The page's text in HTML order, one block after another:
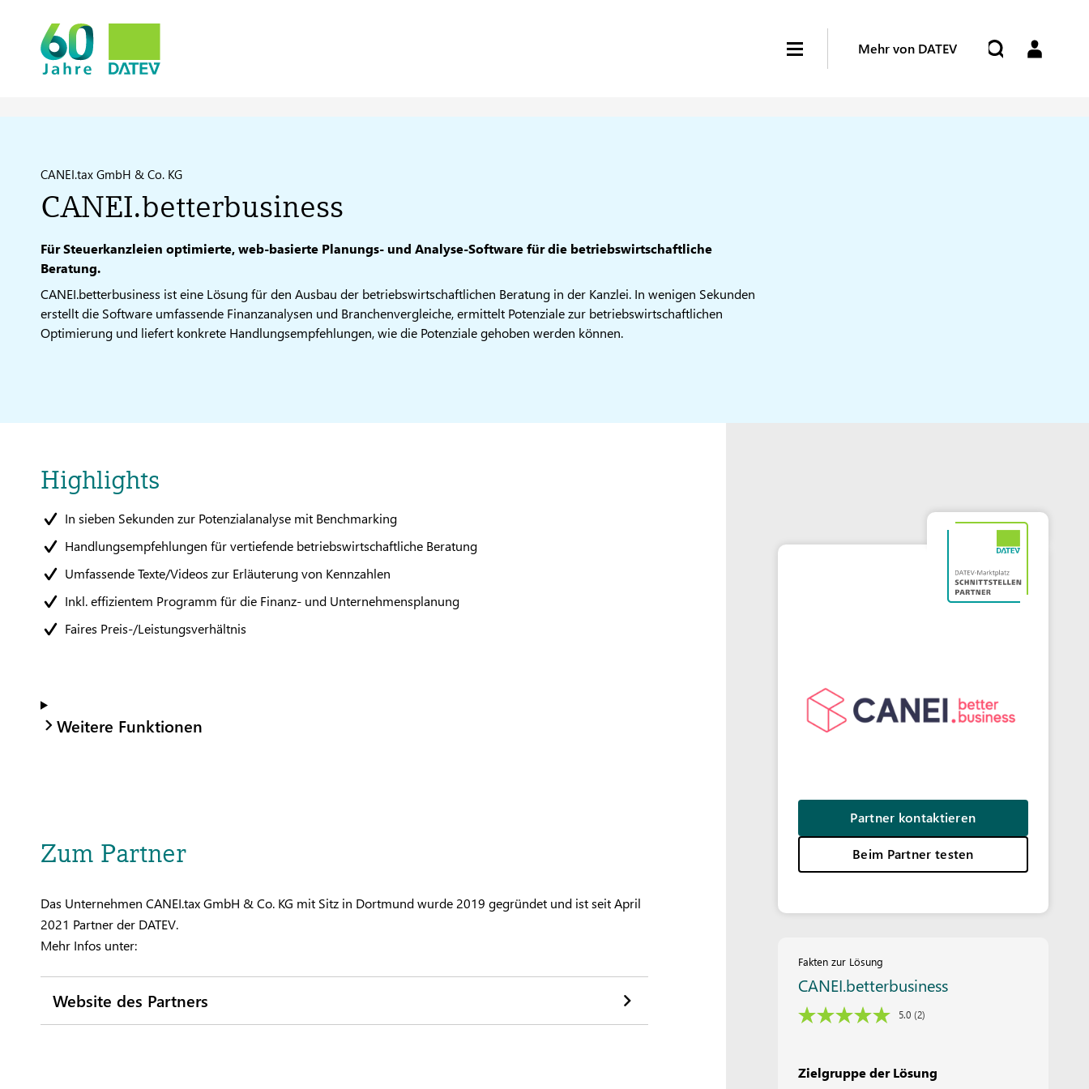
Mehr von DATEV
CANEI.tax GmbH & Co. KG
CANEI.betterbusiness
Für Steuerkanzleien optimierte, web-basierte Planungs- und Analyse-Software für die betriebswirtschaftliche
Beratung.
CANEI.betterbusiness ist eine Lösung für den Ausbau der betriebswirtschaftlichen Beratung in der Kanzlei. In wenigen Sekunden
erstellt die Software umfassende Finanzanalysen und Branchenvergleiche, ermittelt Potenziale zur betriebswirtschaftlichen
Optimierung und liefert konkrete Handlungsempfehlungen, wie die Potenziale gehoben werden können.
Highlights
In sieben Sekunden zur Potenzialanalyse mit Benchmarking
Handlungsempfehlungen für vertiefende betriebswirtschaftliche Beratung
Umfassende Texte/Videos zur Erläuterung von Kennzahlen
Inkl. effizientem Programm für die Finanz- und Unternehmensplanung
Faires Preis-/Leistungsverhältnis
Weitere Funktionen
Zum Partner
Das Unternehmen CANEI.tax GmbH & Co. KG mit Sitz in Dortmund wurde 2019 gegründet und ist seit April
2021 Partner der DATEV.
Mehr Infos unter:
Website des Partners
Partner kontaktieren
Beim Partner testen
Fakten zur Lösung
CANEI.betterbusiness
5.0 (2)
Zielgruppe der Lösung